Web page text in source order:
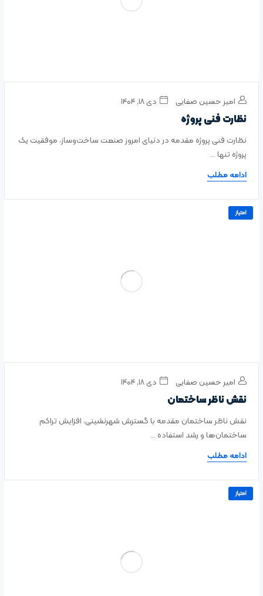
امیر حسین صفایی دی ۱۸, ۱۴۰۴
نظارت فنی پروژه
نظارت فنی پروژه مقدمه در دنیای امروز صنعت ساخت‌وساز، موفقیت یک
پروژه تنها ...
ادامه مطلب
امتیاز
امیر حسین صفایی دی ۱۸, ۱۴۰۴
نقش ناظر ساختمان
نقش ناظر ساختمان مقدمه با گسترش شهرنشینی، افزایش تراکم
ساختمان‌ها و رشد استفاده ...
ادامه مطلب
امتیاز